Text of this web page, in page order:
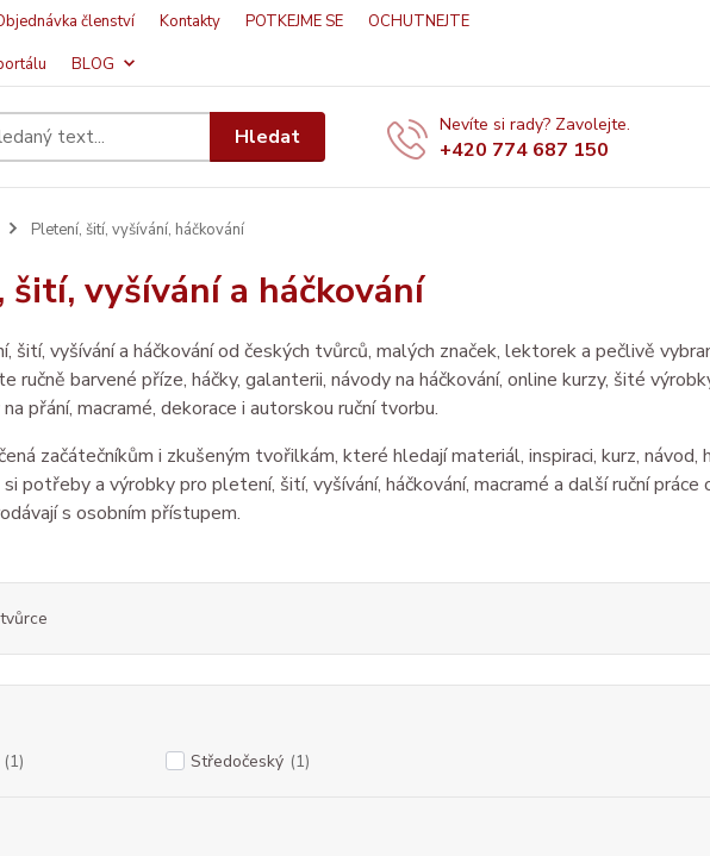
členství Kontakty POTKEJME SE
OCHUTNEJTE
BLOG
Hledat Nevíte si rady? Zavolejte.
+420 774 687 150
Pletení, šití, vyšívání, háčkování
šití, vyšívání a háčkování
šití, vyšívání a háčkování od českých tvůrců, malých značek, lektorek a pečlivě
ručně barvené příze, háčky, galanterii, návody na háčkování, online kurzy, šité
přání, macramé, dekorace i autorskou ruční tvorbu.
začátečníkům i zkušeným tvořilkám, které hledají materiál, inspiraci, kurz,
potřeby a výrobky pro pletení, šití, vyšívání, háčkování, macramé a další ruční
s osobním přístupem.
(1) Středočeský (1)